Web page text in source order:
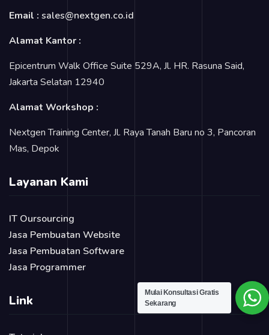
Email : sales@nextgen.co.id
Alamat Kantor :
Epicentrum Walk Office Suite 529A, Jl. HR. Rasuna Said,
Jakarta Selatan 12940
Alamat Workshop :
Nextgen Training Center, Jl. Raya Tanah Baru no 3, Pancoran
Mas, Depok
Layanan Kami
IT Oursourcing
Jasa Pembuatan Website
Jasa Pembuatan Software
Jasa Programmer
Link
Mulai Konsultasi Gratis
Sekarang